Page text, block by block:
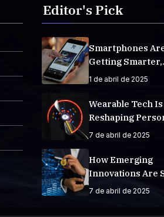
Editor's Pick
Smartphones
Getting Smarter,
Integrating AI
1 de abril de 2025
Wearable Tech Is
Reshaping
Fitness Tracking
7 de abril de 2025
How Emerging
Innovations Are
The Future
7 de abril de 2025